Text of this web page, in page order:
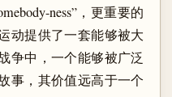
ness”，更重要的
动提供了一套能够被大
争中，一个能够被广泛
事，其价值远高于一个